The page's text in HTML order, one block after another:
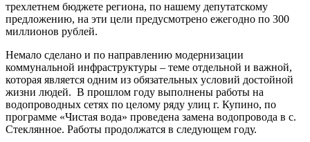
трехлетнем бюджете региона, по нашему депутатскому
предложению, на эти цели предусмотрено ежегодно по 300
миллионов рублей.
Немало сделано и по направлению модернизации
коммунальной инфраструктуры – теме отдельной и важной,
которая является одним из обязательных условий достойной
жизни людей. В прошлом году выполнены работы на
водопроводных сетях по целому ряду улиц г. Купино, по
программе «Чистая вода» проведена замена водопровода в с.
Стеклянное. Работы продолжатся в следующем году.